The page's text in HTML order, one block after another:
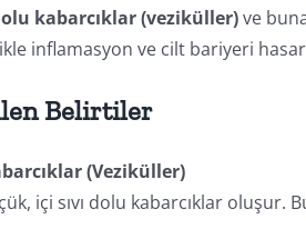
kabarcıklar (veziküller)ve
inflamasyon ve cilt bariyeri
Belirtiler
(Veziküller)
içi sıvı dolu kabarcıklar